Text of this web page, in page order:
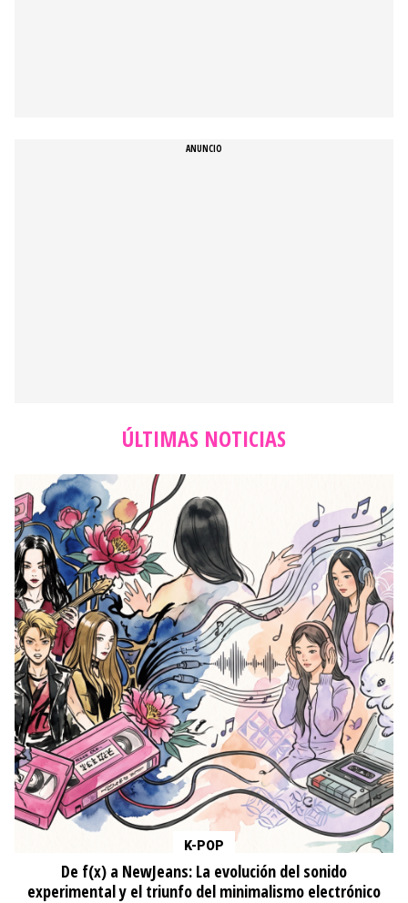
ÚLTIMAS NOTICIAS
K-POP
De f(x) a NewJeans: La evolución del sonido
experimental y el triunfo del minimalismo electrónico